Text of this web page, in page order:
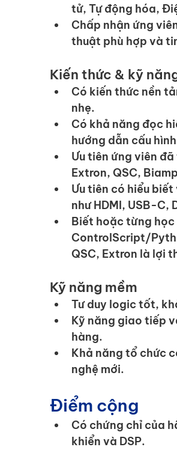
tử, Tự động hóa,
Chấp nhận ứng
thuật phù hợp và
Kiến thức & kỹ
Có kiến thức nền
nhẹ.
Có khả năng đọc
hướng dẫn cấu
Ưu tiên ứng viên
Extron, QSC,
Ưu tiên có hiểu
như HDMI, USB-
Biết hoặc từng
ControlScript/
QSC, Extron là lợi
Kỹ năng mềm
Tư duy logic tốt,
Kỹ năng giao tiếp
hàng.
Khả năng tổ chức
nghệ mới.
Điểm cộng
Có chứng chỉ của
khiển và DSP.